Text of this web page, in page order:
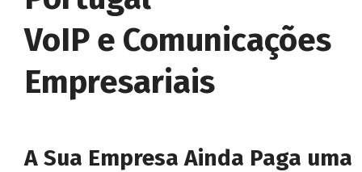
VoIP e Comunicações
Empresariais
A Sua Empresa Ainda Paga uma